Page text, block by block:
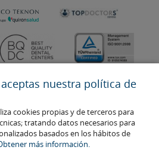
nuestra política de
cookies propias y de terceros para
tratando datos necesarios para
basados en los hábitos de
más información.